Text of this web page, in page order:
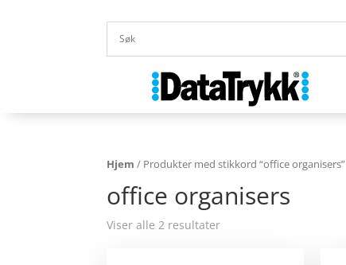
Hjem / Produkter med stikkord “office organisers”
office organisers
Viser alle 2 resultater